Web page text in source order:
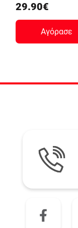
29.90€
Αγόρασε